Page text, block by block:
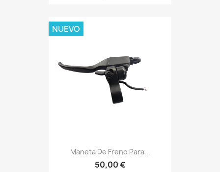
Maneta De Freno Para...
50,00 €
NUEVO